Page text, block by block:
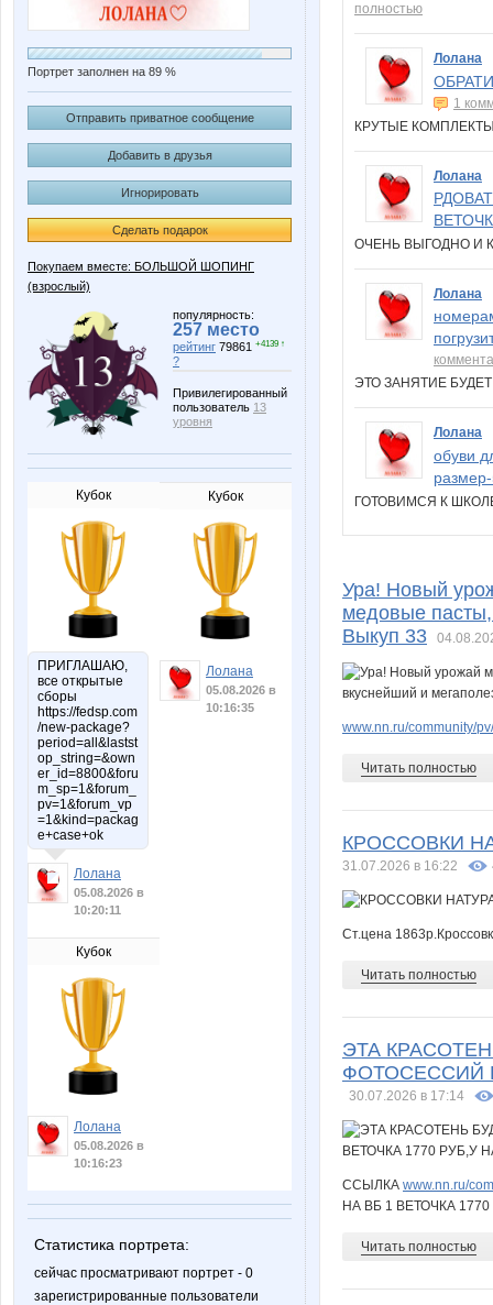
Портрет заполнен на 89 %
Отправить приватное сообщение
Добавить в друзья
Игнорировать
Сделать подарок
Покупаем вместе: БОЛЬШОЙ ШОПИНГ
(взрослый)
популярность:
257 место
рейтинг 79861 +4139 ↑
?
Привилегированный
пользователь 13
уровня
Кубок
ПРИГЛАШАЮ,
все открытые
сборы
https://fedsp.com
/new-package?
period=all&lastst
op_string=&own
er_id=8800&foru
m_sp=1&forum_
pv=1&forum_vp
=1&kind=packag
e+case+ok
Лолана
05.08.2026 в
10:20:11
Кубок
Лолана
05.08.2026 в
10:16:35
Кубок
Лолана
05.08.2026 в
10:16:23
Статистика портрета:
сейчас просматривают портрет - 0
зарегистрированные пользователи
полностью
Лолана
1
КРУТЫЕ
Лолана
ОЧЕНЬ ВЫГОДНО И
Лолана
ЭТО ЗАНЯТИЕ
Лолана
обуви
ГОТОВИМСЯ К
Ура! Новый
медовые
Выкуп 33
www.nn.ru/community/
Читать полностью
КРОССОВКИ
31.07.2026 в 16:22
Ст.цена
Читать полностью
ЭТА
ФОТОСЕССИЙ
30.07.2026 в 17:14
ССЫЛКА www.nn.ru/
НА ВБ 1 ВЕТОЧКА
Читать полностью